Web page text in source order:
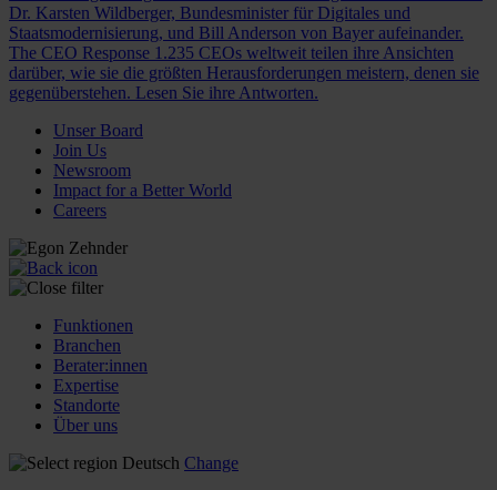
Dr. Karsten Wildberger, Bundesminister für Digitales und
Staatsmodernisierung, und Bill Anderson von Bayer aufeinander.
The CEO Response 1.235 CEOs weltweit teilen ihre Ansichten
darüber, wie sie die größten Herausforderungen meistern, denen sie
gegenüberstehen. Lesen Sie ihre Antworten.
Unser Board
Join Us
Newsroom
Impact for a Better World
Careers
Funktionen
Branchen
Berater:innen
Expertise
Standorte
Über uns
Deutsch Change